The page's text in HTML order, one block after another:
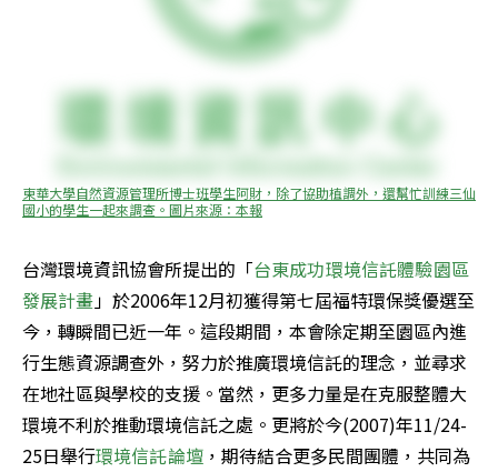
東華大學自然資源管理所博士班學生阿財，除了協助植調外，還幫忙訓練三仙
國小的學生一起來調查。圖片來源：本報
台灣環境資訊協會所提出的「台東成功環境信託體驗園區
發展計畫」於2006年12月初獲得第七屆福特環保獎優選至
今，轉瞬間已近一年。這段期間，本會除定期至園區內進
行生態資源調查外，努力於推廣環境信託的理念，並尋求
在地社區與學校的支援。當然，更多力量是在克服整體大
環境不利於推動環境信託之處。更將於今(2007)年11/24-
25日舉行環境信託論壇，期待結合更多民間團體，共同為